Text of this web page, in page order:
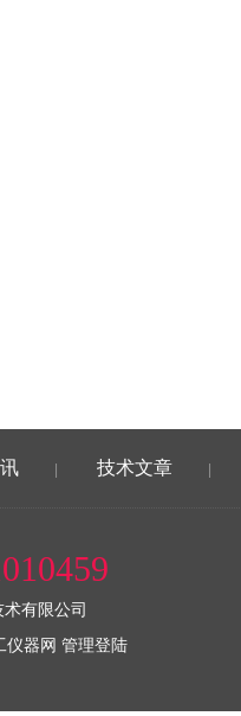
技术文章
有限公司
仪器网 管理登陆